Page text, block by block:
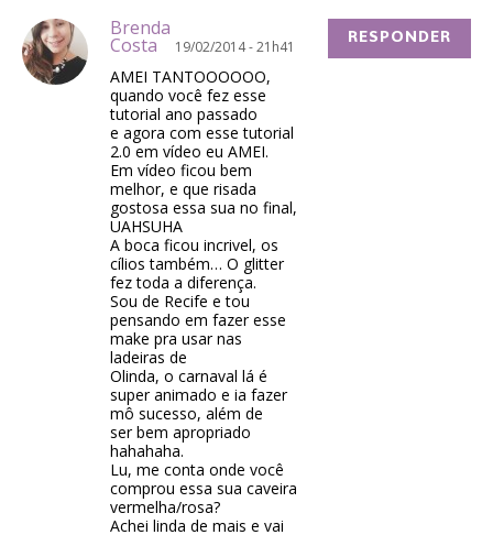
Brenda
Costa 19/02/2014 - 21h41
AMEI TANTOOOOOO,
quando você fez esse
tutorial ano passado
e agora com esse tutorial
2.0 em vídeo eu AMEI.
Em vídeo ficou bem
melhor, e que risada
gostosa essa sua no final,
UAHSUHA
A boca ficou incrivel, os
cílios também… O glitter
fez toda a diferença.
Sou de Recife e tou
pensando em fazer esse
make pra usar nas
ladeiras de
Olinda, o carnaval lá é
super animado e ia fazer
mô sucesso, além de
ser bem apropriado
hahahaha.
Lu, me conta onde você
comprou essa sua caveira
vermelha/rosa?
Achei linda de mais e vai
RESPONDER